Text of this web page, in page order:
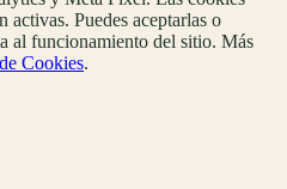
activas. Puedes aceptarlas o
al funcionamiento del sitio. Más
Cookies.